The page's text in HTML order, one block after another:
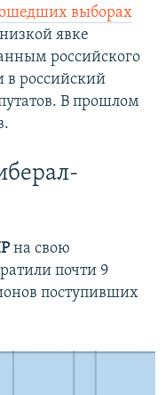
выборах
явке
российского
российский
В прошлом
на свою
почти 9
поступивших